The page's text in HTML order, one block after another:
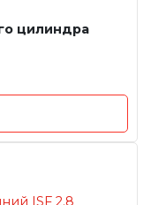
цилиндра